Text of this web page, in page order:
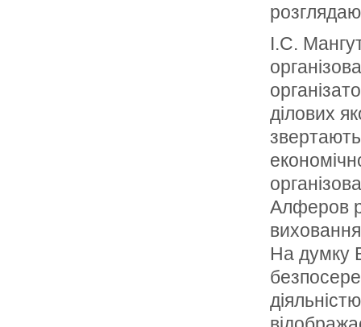
І.С.
ділових
Алферов
На думку